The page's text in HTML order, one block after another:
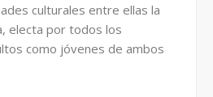
culturales entre ellas la
electa por todos los
como jóvenes de ambos